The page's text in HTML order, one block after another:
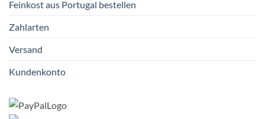
Feinkost aus Portugal bestellen
Zahlarten
Versand
Kundenkonto